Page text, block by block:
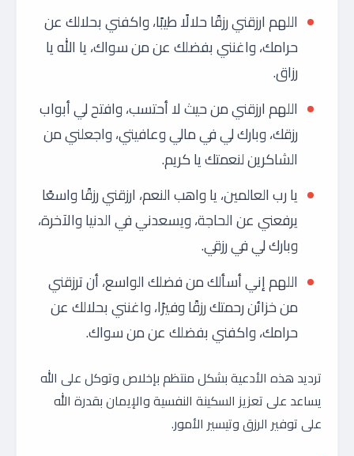
اللهم ارزقني رزقًا حلالًا طيبًا، واكفني بحلالك عن
حرامك، واغنني بفضلك عن من سواك، يا الله يا
رزاق.
اللهم ارزقني من حيث لا أحتسب، وافتح لي أبواب
رزقك، وبارك لي في مالي وعافيتي، واجعلني من
الشاكرين لنعمتك يا كريم.
يا رب العالمين، يا واهب النعم، ارزقني رزقًا واسعًا
يرفعني عن الحاجة، ويسعدني في الدنيا والآخرة،
وبارك لي في رزقي.
اللهم إني أسألك من فضلك الواسع، أن ترزقني
من خزائن رحمتك رزقًا وفيرًا، واغنني بحلالك عن
حرامك، واكفني بفضلك عن من سواك.
ترديد هذه الأدعية بشكل منتظم بإخلاص وتوكل على الله
يساعد على تعزيز السكينة النفسية والإيمان بقدرة الله
على توفير الرزق وتيسير الأمور.